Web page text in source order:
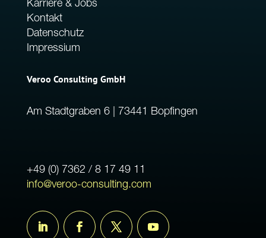
Karriere & Jobs
Kontakt
Datenschutz
Impressium
Veroo Consulting GmbH
Am Stadtgraben 6 | 73441 Bopfingen
+49 (0) 7362 / 8 17 49 11
info@veroo-consulting.com